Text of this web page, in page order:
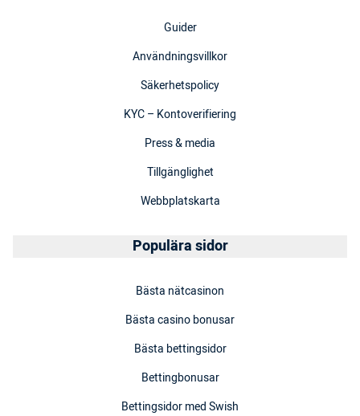
Guider
Användningsvillkor
Säkerhetspolicy
KYC – Kontoverifiering
Press & media
Tillgänglighet
Webbplatskarta
Populära sidor
Bästa nätcasinon
Bästa casino bonusar
Bästa bettingsidor
Bettingbonusar
Bettingsidor med Swish